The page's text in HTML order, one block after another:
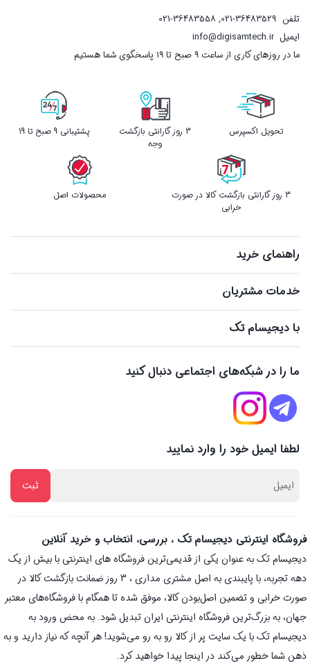
تلفن 021-36483529
,
021-36483558
ایمیلinfo@digisamtech.ir
ما در روزهای کاری از ساعت ۹ صبح تا ۱۹ پاسخگوی شما هستیم
تحویل اکسپرس
3 روز گارانتی بازگشت
وجه
پشتیبانی 9 صبح تا 19
3 روز گارانتی بازگشت کالا در صورت
خرابی
محصولات اصل
راهنمای خرید
خدمات مشتریان
با دیجیسام تک
ما را در شبکه‌های اجتماعی دنبال کنید
لطفا ایمیل خود را وارد نمایید
فروشگاه اینترنتی دیجیسام تک ، بررسی، انتخاب و خرید آنلاین
دیجیسام تک به عنوان یکی از قدیمی‌ترین فروشگاه های اینترنتی با بیش از یک
دهه تجربه، با پایبندی به اصل مشتری مداری ، 3 روز ضمانت بازگشت کالا در
صورت خرابی و تضمین اصل‌بودن کالا، موفق شده تا همگام با فروشگاه‌های معتبر
جهان، به بزرگ‌ترین فروشگاه اینترنتی ایران تبدیل شود. به محض ورود به
دیجیسام تک با یک سایت پر از کالا رو به رو می‌شوید! هر آنچه که نیاز دارید و به
ذهن شما خطور می‌کند در اینجا پیدا خواهید کرد.